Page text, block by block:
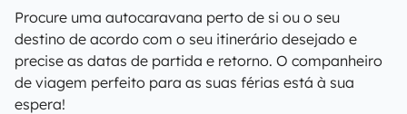
Procure uma autocaravana perto de si ou o seu
destino de acordo com o seu itinerário desejado e
precise as datas de partida e retorno. O companheiro
de viagem perfeito para as suas férias está à sua
espera!